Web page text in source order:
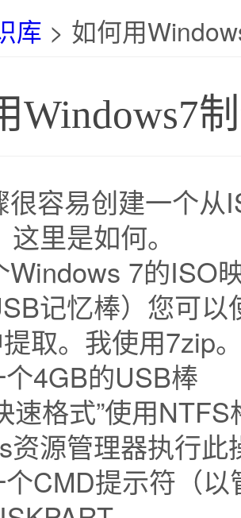
库 > 如何用
Windows7
很容易创建一个
里是如何。
Windows 7的ISO
记忆棒）您可
取。我使用7zip
4GB的USB棒
速格式”使用
资源管理器执行此
CMD提示符（